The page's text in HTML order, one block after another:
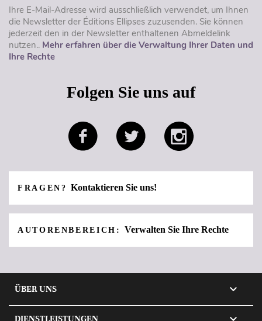
Ihre E-Mail-Adresse wird ausschließlich verwendet, um Ihnen
die Newsletter der Éditions Ellipses zuzusenden. Sie können
jederzeit den in der Newsletter enthaltenen Abmeldelink
nutzen.. Mehr erfahren über die Verwaltung Ihrer Daten und
Ihre Rechte
Folgen Sie uns auf
FRAGEN?Kontaktieren Sie uns!
AUTORENBEREICH: Verwalten Sie Ihre Rechte
ÜBER UNS 
DIENSTLEISTUNGEN